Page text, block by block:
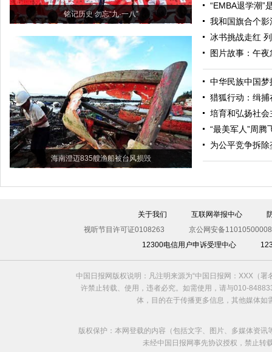
铭记历史 勿忘“九·一八”
海南澄迈835艘渔船被台风损毁
“EMBA退学潮”
我和国旗合个
冰书挑战走红
图片故事：午夜
中华民族中国梦
猎狐行动：缉
培育和弘扬社
“最美军人”周腾
为公平竞争拆除
关于我们 互联网举报中心
视听节目许可证0108263
京公网安备
12300电信用户申诉受理中心
中国日报网版权说明：凡注明来源为“中国日报网：XXX（
许禁止转载、使用，违者必究。如需使用，请与010-
体，目的在于传播更多信息，其他媒体
版权保护：本网登载的内容（包括文字、图片、多媒体资
未经中国日报网事先协议授权，禁止转